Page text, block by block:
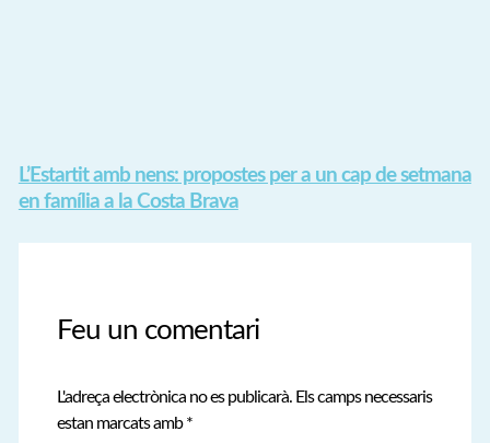
L’Estartit amb nens: propostes per a un cap de setmana
en família a la Costa Brava
Feu un comentari
L'adreça electrònica no es publicarà. Els camps necessaris
estan marcats amb*